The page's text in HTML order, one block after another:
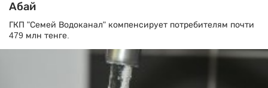
Абай
ГКП "Семей Водоканал" компенсирует потребителям почти
479 млн тенге.